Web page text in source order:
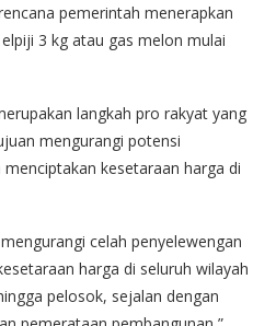
pemerintah menerapkan
3 kg atau gas melon mulai
langkah pro rakyat yang
mengurangi potensi
kesetaraan harga di
celah penyelewengan
harga di seluruh wilayah
pelosok, sejalan dengan